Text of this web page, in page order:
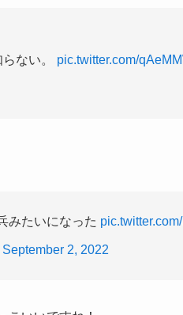
ない。 pic.twitter.com/
みたいになった
September 2, 2022